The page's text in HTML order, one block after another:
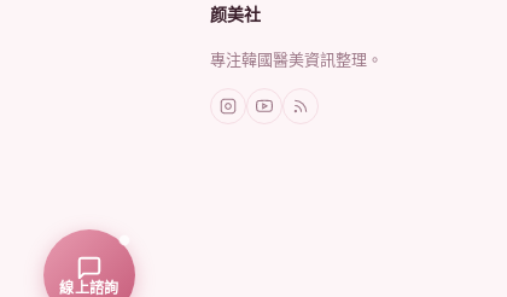
線上諮詢
颜美社
專注韓國醫美資訊整理。